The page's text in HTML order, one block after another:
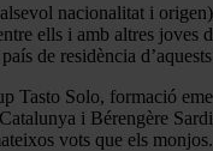
nacionalitat i
ells i amb altres joves
de residència
Tasto Solo, formació
i Bérengère
vots que els monjos.